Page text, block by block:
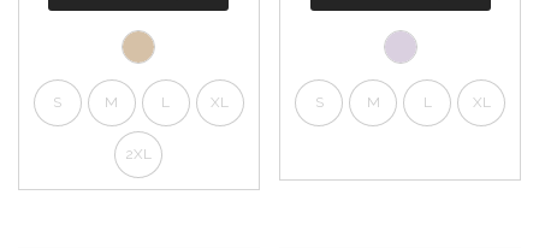
S M L XL
2XL
S M L XL